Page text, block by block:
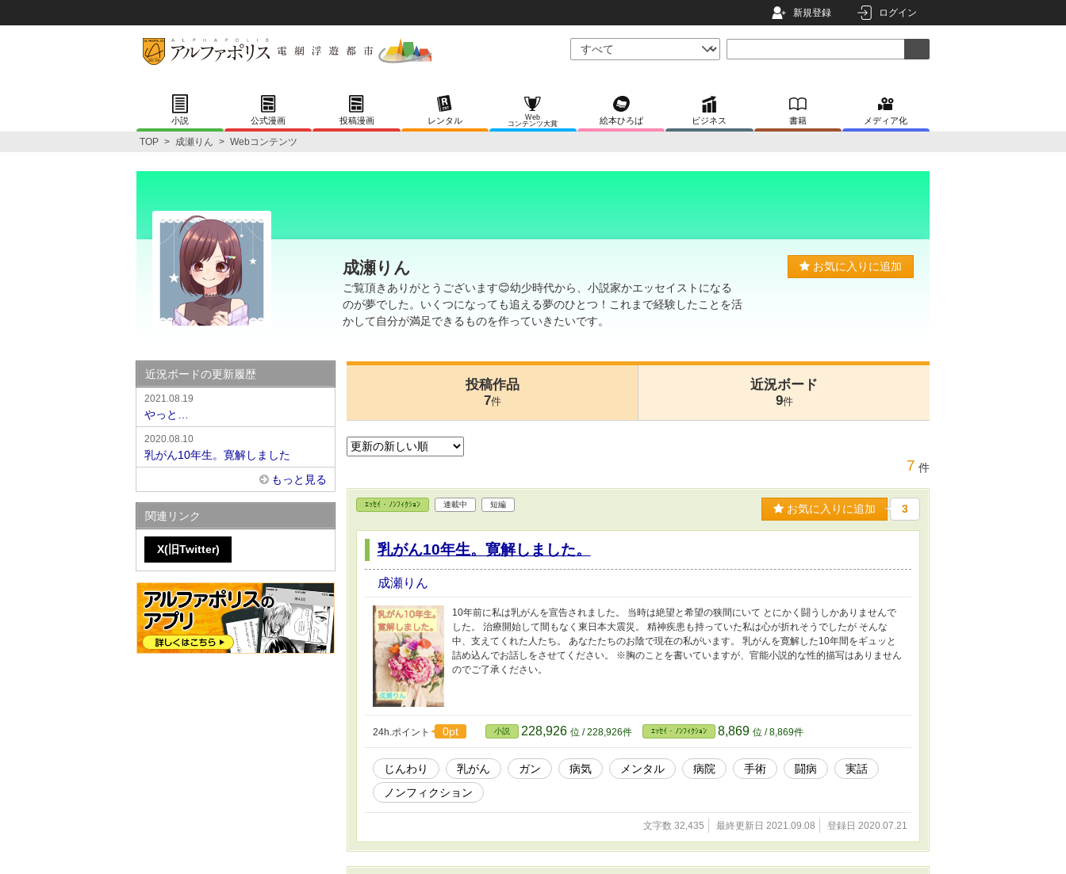
新規登録 ログイン
小説 公式漫画 投稿漫画 レンタル
Web
コンテンツ大賞
絵本ひろば ビジネス 書籍 メディア化
TOP > 成瀬りん > Webコンテンツ
成瀬りん
ご覧頂きありがとうございます😊幼少時代から、小説家かエッセイストになる
のが夢でした。いくつになっても追える夢のひとつ！これまで経験したことを活
かして自分が満足できるものを作っていきたいです。
お気に入りに追加
投稿作品
7件
近況ボード
9件
7 件
ｴｯｾｲ・ﾉﾝﾌｨｸｼｮﾝ 連載中 短編 お気に入りに追加 3
乳がん10年生。寛解しました。
成瀬りん
10年前に私は乳がんを宣告されました。 当時は絶望と希望の狭間にいて とにかく闘うしかありませんで
した。 治療開始して間もなく東日本大震災。 精神疾患も持っていた私は心が折れそうでしたが そんな
中、支えてくれた人たち。 あなたたちのお陰で現在の私がいます。 乳がんを寛解した10年間をギュッと
詰め込んでお話しをさせてください。 ※胸のことを書いていますが、官能小説的な性的描写はありません
のでご了承ください。
24h.ポイント 0pt 小説 228,926 位 / 228,926件 ｴｯｾｲ・ﾉﾝﾌｨｸｼｮﾝ 8,869 位 / 8,869件
じんわり 乳がん ガン 病気 メンタル 病院 手術 闘病
実話
ノンフィクション
文字数 32,435 最終更新日 2021.09.08 登録日 2020.07.21
近況ボードの更新履歴
2021.08.19
やっと…
2020.08.10
乳がん10年生。寛解しました
もっと見る
関連リンク
X(旧Twitter)